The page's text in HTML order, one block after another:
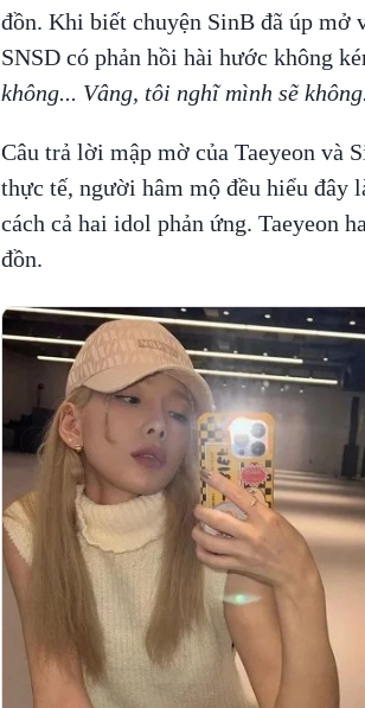
đồn. Khi biết chuyện SinB đã úp mở
SNSD có phản hồi hài hước không
không... Vâng, tôi nghĩ mình sẽ
Câu trả lời mập mờ của Taeyeon và
thực tế, người hâm mộ đều hiểu đây
cách cả hai idol phản ứng. Taeyeon
đồn.